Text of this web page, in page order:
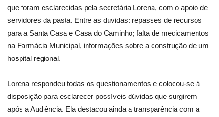
que foram esclarecidas pela secretária Lorena, com o apoio de
servidores da pasta. Entre as dúvidas: repasses de recursos
para a Santa Casa e Casa do Caminho; falta de medicamentos
na Farmácia Municipal, informações sobre a construção de um
hospital regional.
Lorena respondeu todas os questionamentos e colocou-se à
disposição para esclarecer possíveis dúvidas que surgirem
após a Audiência. Ela destacou ainda a transparência com a